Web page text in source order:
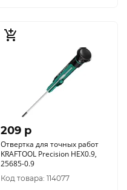
209 p
Отвертка для точных работ
KRAFTOOL Precision HEX0.9,
25685-0.9
Код товара: 114077